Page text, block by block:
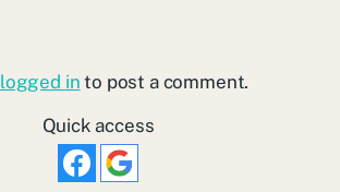
logged in to post a comment.
Quick access